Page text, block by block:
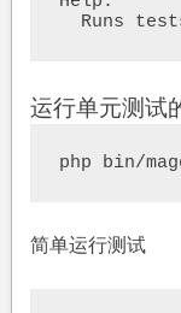
运行单元测试
php bin/
简单运行测试